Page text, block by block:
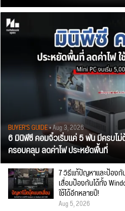
BUYER'S GUIDE• Aug 3, 2026
6 มินิพีซี คอมจิ๋วเริ่มแค่ 5 พัน มีครบไ
ครอบคลุม ลดค่าไฟ ประหยัดพื้นที่
7 วิธีแก้ปัญหาและป้อง
เสื่อมป้องกันได้ทั้ง
ใช้ได้อีกหลายปี!
Aug 5, 2026